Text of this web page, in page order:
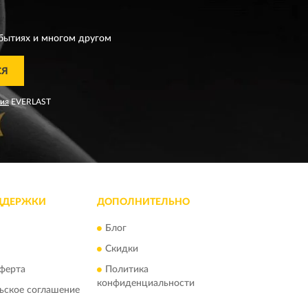
и многом другом
EVERLAST
соглашение
ДОПОЛНИТЕЛЬНО
Блог
Скидки
Политика
конфиденциальности